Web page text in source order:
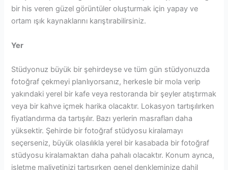
bir his veren güzel görüntüler oluşturmak için yapay ve
ortam ışık kaynaklarını karıştırabilirsiniz.
Yer
Stüdyonuz büyük bir şehirdeyse ve tüm gün stüdyonuzda
fotoğraf çekmeyi planlıyorsanız, herkesle bir mola verip
yakındaki yerel bir kafe veya restoranda bir şeyler atıştırmak
veya bir kahve içmek harika olacaktır. Lokasyon tartışılırken
fiyatlandırma da tartışılır. Bazı yerlerin masrafları daha
yüksektir. Şehirde bir fotoğraf stüdyosu kiralamayı
seçerseniz, büyük olasılıkla yerel bir kasabada bir fotoğraf
stüdyosu kiralamaktan daha pahalı olacaktır. Konum ayrıca,
işletme maliyetinizi tartışırken genel denkleminize dahil